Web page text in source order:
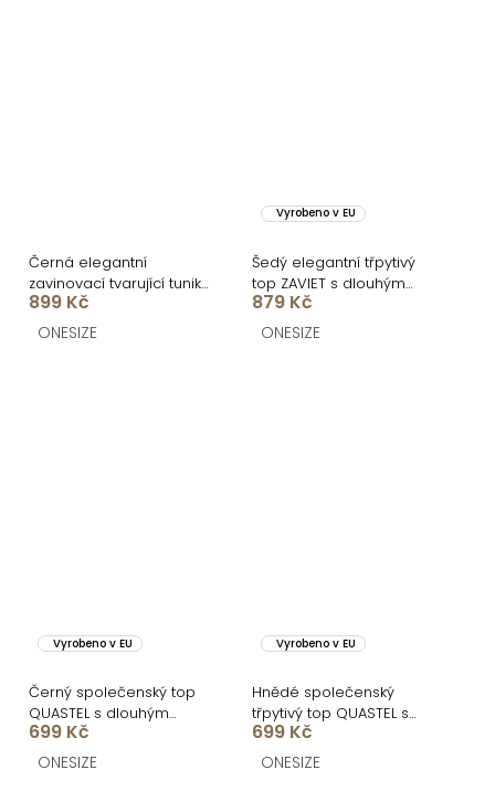
Černá elegantní
zavinovací tvarující tunika
SINTOA
899 Kč
ONESIZE
Vyrobeno v EU
Šedý elegantní třpytivý
top ZAVIET s dlouhým
rukávem
879 Kč
ONESIZE
Vyrobeno v EU
Černý společenský top
QUASTEL s dlouhým
rukávem
699 Kč
ONESIZE
Vyrobeno v EU
Hnědé společenský
třpytivý top QUASTEL s
dlouhým rukávem
699 Kč
ONESIZE